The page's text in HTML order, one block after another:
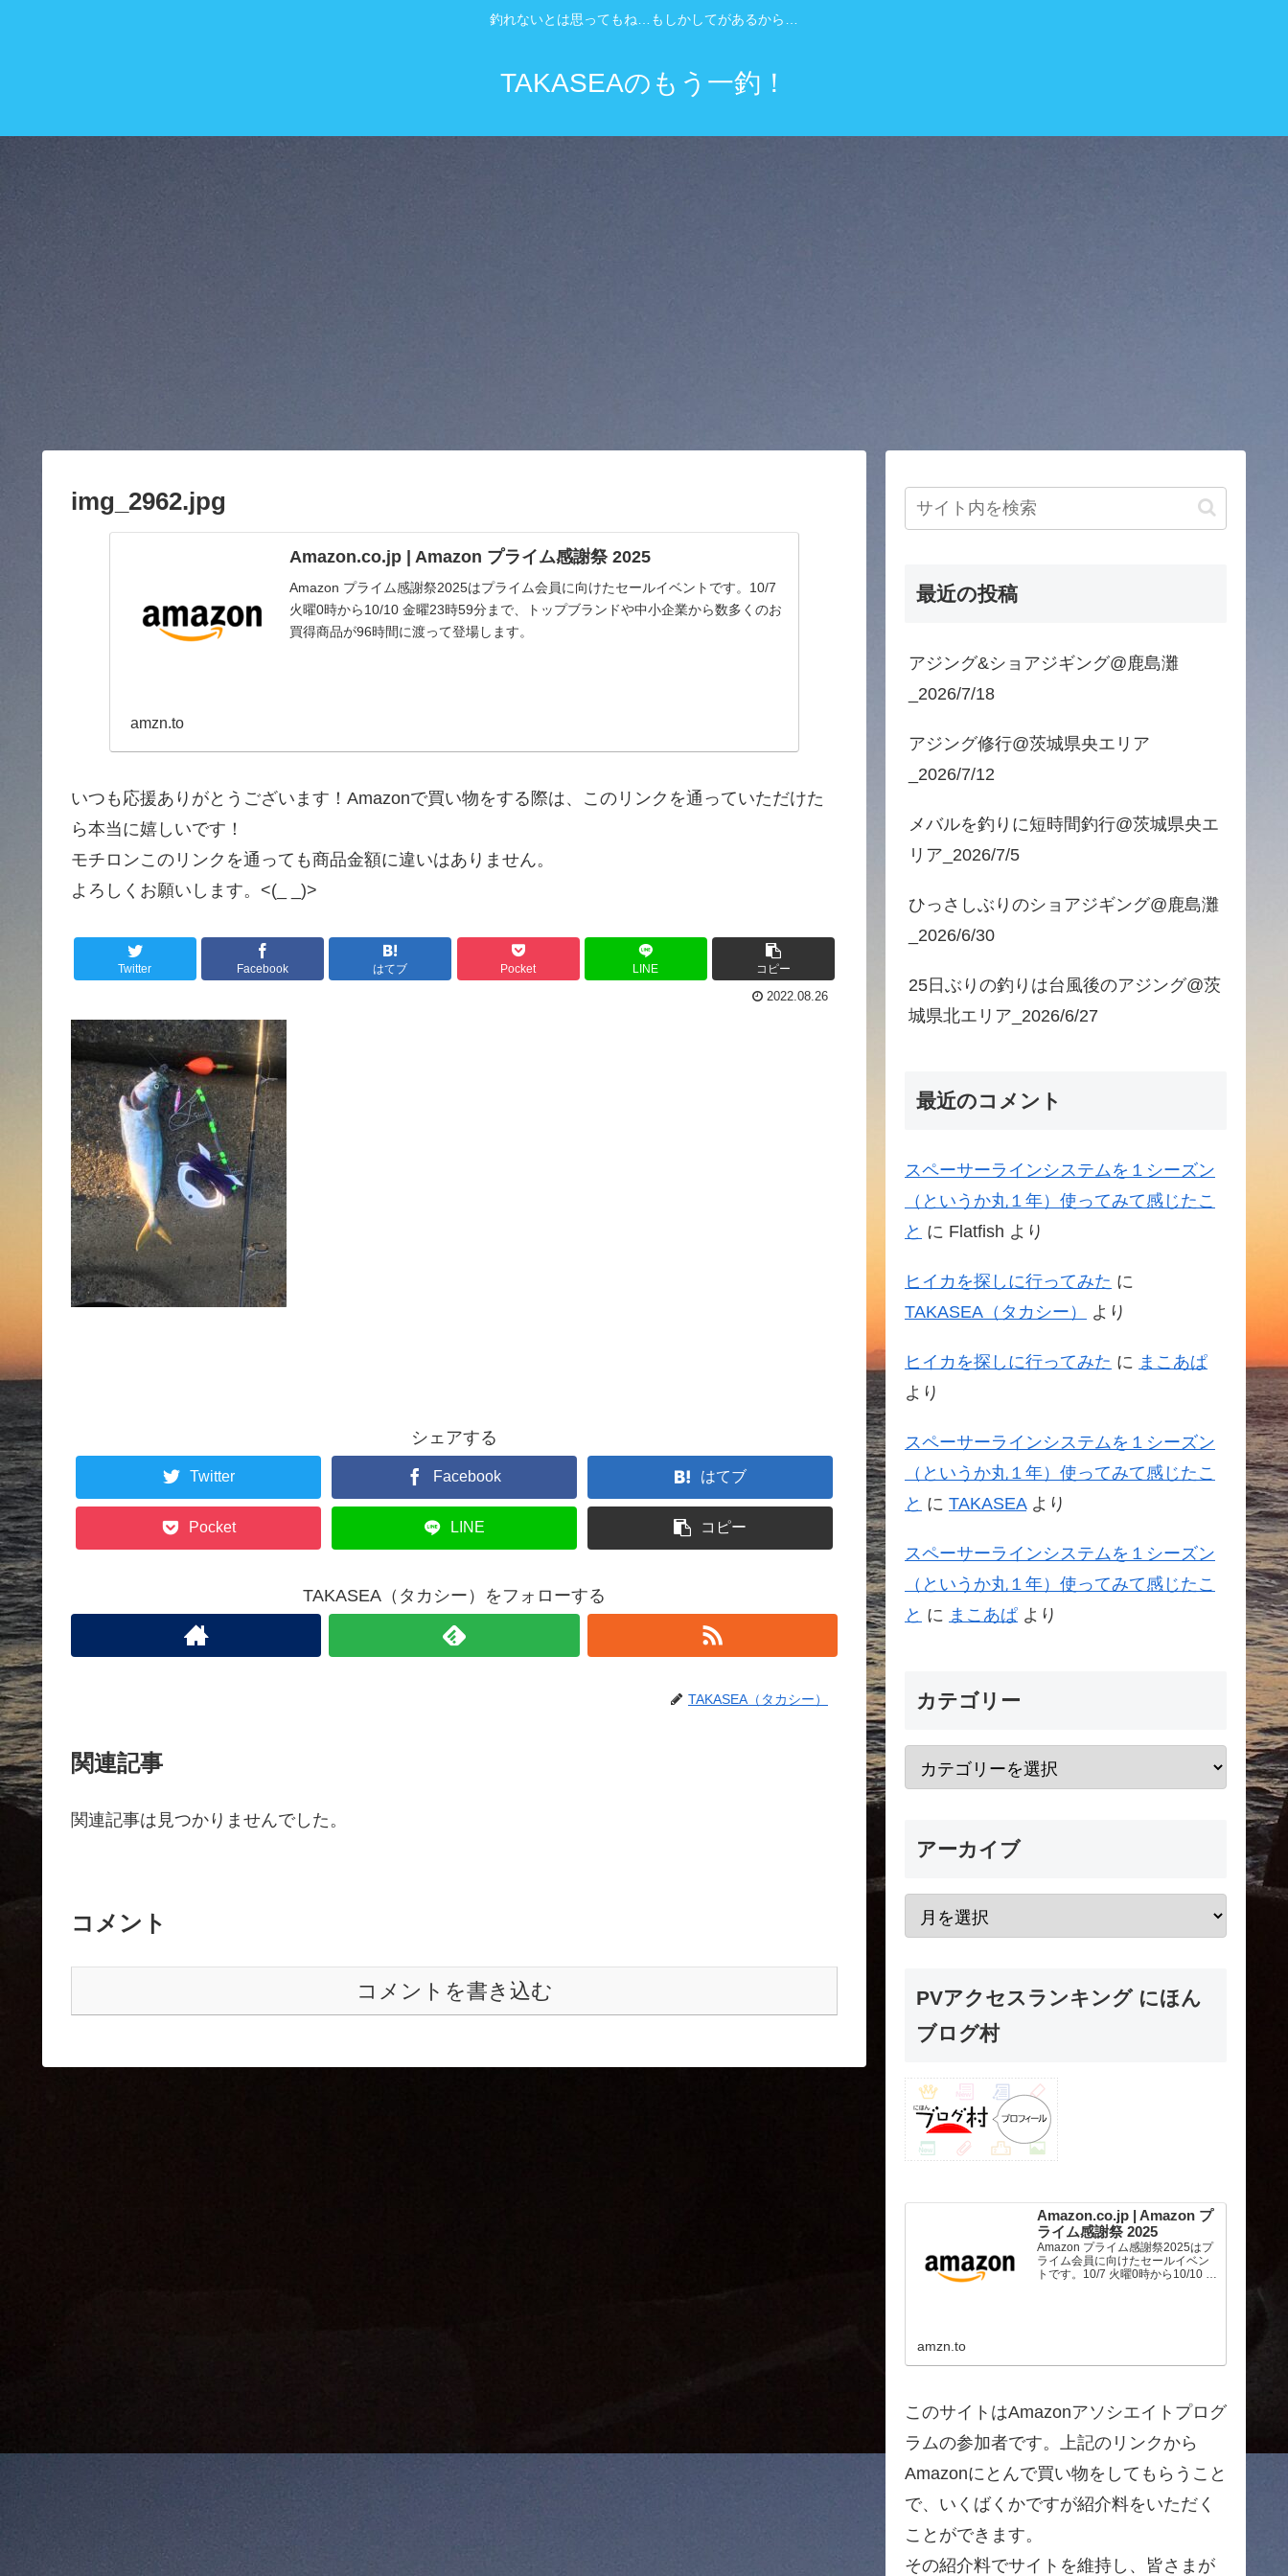
釣れないとは思ってもね…もしかしてがあるから…
TAKASEAのもう一釣！
img_2962.jpg
Amazon.co.jp | Amazon プライム感謝祭 2025
Amazon プライム感謝祭2025はプライム会員に向けたセールイベントです。10/7
火曜0時から10/10 金曜23時59分まで、トップブランドや中小企業から数多くのお
買得商品が96時間に渡って登場します。
amzn.to
いつも応援ありがとうございます！Amazonで買い物をする際は、このリンクを通っていただけた
ら本当に嬉しいです！
モチロンこのリンクを通っても商品金額に違いはありません。
よろしくお願いします。<(_ _)>
Twitter Facebook はてブ Pocket LINE コピー
2022.08.26
シェアする
Twitter Facebook はてブ
Pocket LINE コピー
TAKASEA（タカシー）をフォローする
TAKASEA（タカシー）
関連記事
関連記事は見つかりませんでした。
コメント
コメントを書き込む
最近の投稿
アジング&ショアジギング@鹿島灘
_2026/7/18
アジング修行@茨城県央エリア
_2026/7/12
メバルを釣りに短時間釣行@茨城県央エ
リア_2026/7/5
ひっさしぶりのショアジギング@鹿島灘
_2026/6/30
25日ぶりの釣りは台風後のアジング@茨
城県北エリア_2026/6/27
最近のコメント
スペーサーラインシステムを１シーズン
（というか丸１年）使ってみて感じたこ
と に Flatfish より
ヒイカを探しに行ってみた に
TAKASEA（タカシー）
より
ヒイカを探しに行ってみた に まこあぱ
より
スペーサーラインシステムを１シーズン
（というか丸１年）使ってみて感じたこ
と に TAKASEAより
スペーサーラインシステムを１シーズン
（というか丸１年）使ってみて感じたこ
と に まこあぱ より
カテゴリー
アーカイブ
PVアクセスランキング にほん
ブログ村
Amazon.co.jp | Amazon プ
ライム感謝祭 2025
Amazon プライム感謝祭2025はプ
ライム会員に向けたセールイベン
トです。10/7 火曜0時から10/10 金
amzn.to
このサイトはAmazonアソシエイトプログ
ラムの参加者です。上記のリンクから
Amazonにとんで買い物をしてもらうこと
で、いくばくかですが紹介料をいただく
ことができます。
その紹介料でサイトを維持し、皆さまが